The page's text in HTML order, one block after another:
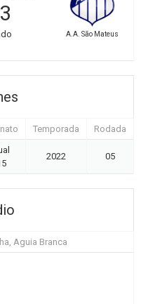
A.A. São Mateus
3
Temporada
Rodada
2022 05
Aguia Branca